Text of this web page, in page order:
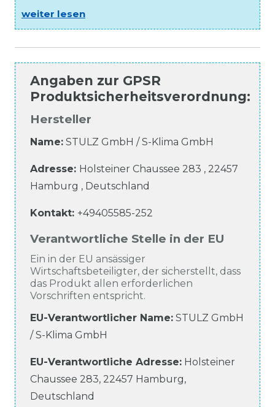
weiter lesen
Angaben zur GPSR
Produktsicherheitsverordnung:
Hersteller
Name: STULZ GmbH / S-Klima GmbH
Adresse: Holsteiner Chaussee 283 , 22457
Hamburg , Deutschland
Kontakt: +49405585-252
Verantwortliche Stelle in der EU
Ein in der EU ansässiger
Wirtschaftsbeteiligter, der sicherstellt, dass
das Produkt allen erforderlichen
Vorschriften entspricht.
EU-Verantwortlicher Name: STULZ GmbH
/ S-Klima GmbH
EU-Verantwortliche Adresse: Holsteiner
Chaussee 283, 22457 Hamburg,
Deutschland